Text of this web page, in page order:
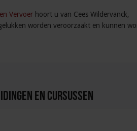
Vervoerhoort u van Cees Wildervanck,
worden veroorzaakt en kunnen
en Cursussen